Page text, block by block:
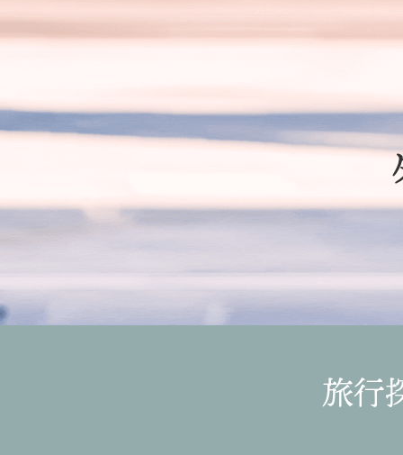
旅行